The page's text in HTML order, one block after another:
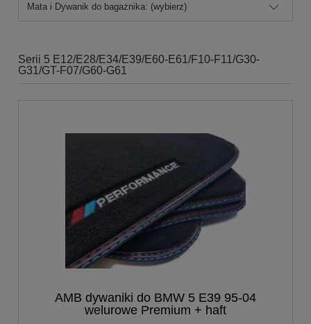
Mata i Dywanik do bagażnika: (wybierz)
Serii 5 E12/E28/E34/E39/E60-E61/F10-F11/G30-
G31/GT-F07/G60-G61
AMB dywaniki do BMW 5 E39 95-04
welurowe Premium + haft